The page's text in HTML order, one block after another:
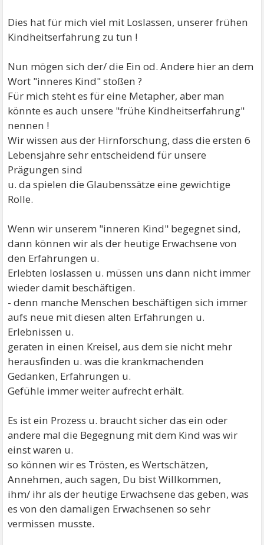
Dies hat für mich viel mit Loslassen, unserer frühen
Kindheitserfahrung zu tun !
Nun mögen sich der/ die Ein od. Andere hier an dem
Wort "inneres Kind" stoßen ?
Für mich steht es für eine Metapher, aber man
könnte es auch unsere "frühe Kindheitserfahrung"
nennen !
Wir wissen aus der Hirnforschung, dass die ersten 6
Lebensjahre sehr entscheidend für unsere
Prägungen sind
u. da spielen die Glaubenssätze eine gewichtige
Rolle.
Wenn wir unserem "inneren Kind" begegnet sind,
dann können wir als der heutige Erwachsene von
den Erfahrungen u.
Erlebten loslassen u. müssen uns dann nicht immer
wieder damit beschäftigen.
- denn manche Menschen beschäftigen sich immer
aufs neue mit diesen alten Erfahrungen u.
Erlebnissen u.
geraten in einen Kreisel, aus dem sie nicht mehr
herausfinden u. was die krankmachenden
Gedanken, Erfahrungen u.
Gefühle immer weiter aufrecht erhält.
Es ist ein Prozess u. braucht sicher das ein oder
andere mal die Begegnung mit dem Kind was wir
einst waren u.
so können wir es Trösten, es Wertschätzen,
Annehmen, auch sagen, Du bist Willkommen,
ihm/ ihr als der heutige Erwachsene das geben, was
es von den damaligen Erwachsenen so sehr
vermissen musste.